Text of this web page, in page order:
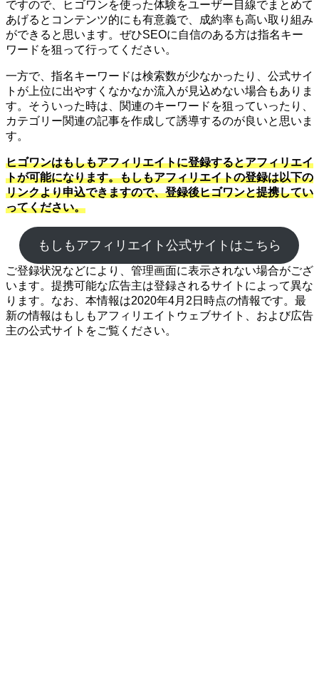
ですので、ヒゴワンを使った体験をユーザー目線でまとめて
あげるとコンテンツ的にも有意義で、成約率も高い取り組み
ができると思います。ぜひSEOに自信のある方は指名キー
ワードを狙って行ってください。
一方で、指名キーワードは検索数が少なかったり、公式サイ
トが上位に出やすくなかなか流入が見込めない場合もありま
す。そういった時は、関連のキーワードを狙っていったり、
カテゴリー関連の記事を作成して誘導するのが良いと思いま
す。
ヒゴワンはもしもアフィリエイトに登録するとアフィリエイ
トが可能になります。もしもアフィリエイトの登録は以下の
リンクより申込できますので、登録後ヒゴワンと提携してい
ってください。
もしもアフィリエイト公式サイトはこちら
ご登録状況などにより、管理画面に表示されない場合がござ
います。提携可能な広告主は登録されるサイトによって異な
ります。なお、本情報は2020年4月2日時点の情報です。最
新の情報はもしもアフィリエイトウェブサイト、および広告
主の公式サイトをご覧ください。